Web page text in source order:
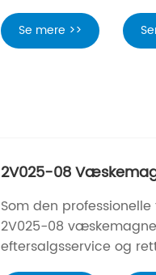
Se mere >>
2V025-08
Som den
2V025-08
eftersalgsservice og